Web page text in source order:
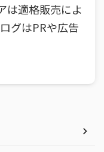
は適格販売によ
グはPRや広告